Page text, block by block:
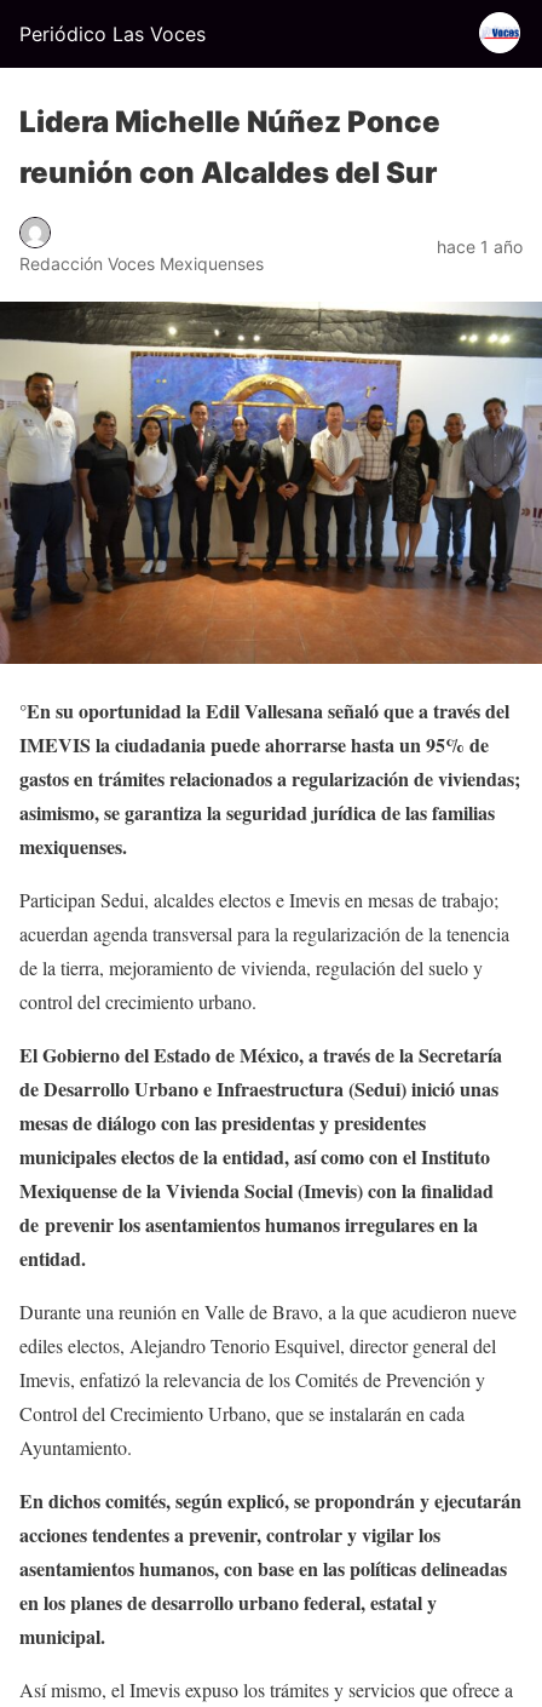
Periódico Las Voces
Lidera Michelle Núñez Ponce
reunión con Alcaldes del Sur
Redacción Voces Mexiquenses
hace 1 año
°En su oportunidad la Edil Vallesana señaló que a través del
IMEVIS la ciudadania puede ahorrarse hasta un 95% de
gastos en trámites relacionados a regularización de viviendas;
asimismo, se garantiza la seguridad jurídica de las familias
mexiquenses.
Participan Sedui, alcaldes electos e Imevis en mesas de trabajo;
acuerdan agenda transversal para la regularización de la tenencia
de la tierra, mejoramiento de vivienda, regulación del suelo y
control del crecimiento urbano.
El Gobierno del Estado de México, a través de la Secretaría
de Desarrollo Urbano e Infraestructura (Sedui) inició unas
mesas de diálogo con las presidentas y presidentes
municipales electos de la entidad, así como con el Instituto
Mexiquense de la Vivienda Social (Imevis) con la finalidad
de prevenir los asentamientos humanos irregulares en la
entidad.
Durante una reunión en Valle de Bravo, a la que acudieron nueve
ediles electos, Alejandro Tenorio Esquivel, director general del
Imevis, enfatizó la relevancia de los Comités de Prevención y
Control del Crecimiento Urbano, que se instalarán en cada
Ayuntamiento.
En dichos comités, según explicó, se propondrán y ejecutarán
acciones tendentes a prevenir, controlar y vigilar los
asentamientos humanos, con base en las políticas delineadas
en los planes de desarrollo urbano federal, estatal y
municipal.
Así mismo, el Imevis expuso los trámites y servicios que ofrece a